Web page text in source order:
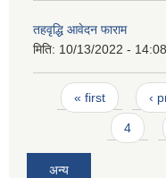
तहवृद्धि आवेदन फाराम
मिति: 10/13/2022 - 14:08
Pages
« first ‹
4
अन्य